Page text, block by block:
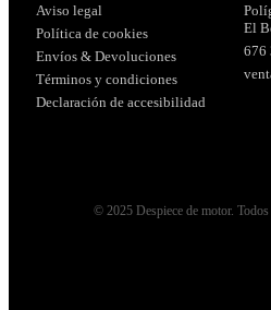
Aviso legal
Política de cookies
Envíos & Devoluciones
Términos y condiciones
Declaración de accesibilidad
El
676
© 2025 Despiece de motor.